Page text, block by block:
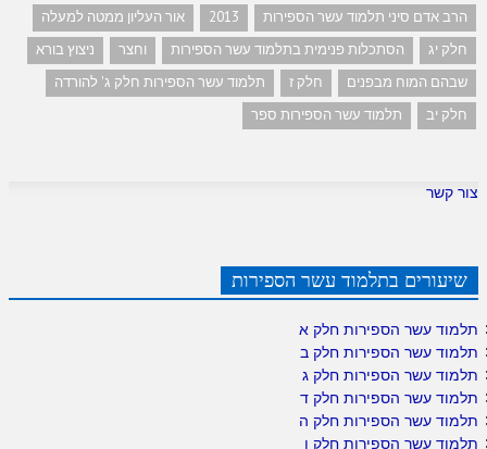
הרב אדם סיני תלמוד עשר הספירות
2013
אור העליון ממטה למעלה
חלק יג
הסתכלות פנימית בתלמוד עשר הספירות וחצר
ניצוץ בורא
שבהם המוח מבפנים
חלק ז
תלמוד עשר הספירות חלק ג' להורדה
חלק יב
תלמוד עשר הספירות ספר
צור קשר
שיעורים בתלמוד עשר הספירות
תלמוד עשר הספירות חלק א
תלמוד עשר הספירות חלק ב
תלמוד עשר הספירות חלק ג
תלמוד עשר הספירות חלק ד
תלמוד עשר הספירות חלק ה
תלמוד עשר הספירות חלק ו